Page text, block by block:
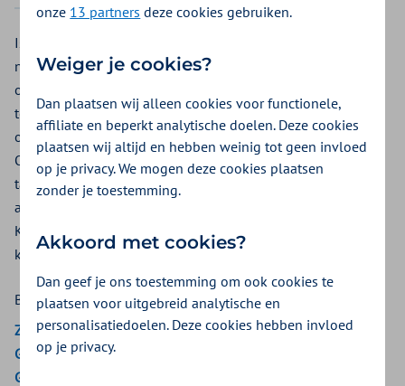
Is uw kind jonger dan 18 jaar? En heeft uw kind een beugel
nodig? De orthodontist behandelt het gebit met een beugel
om tanden recht te zetten. Een behandeling duurt meestal 2
tot 3 jaar. Zilveren Kruis heeft een vergoeding voor
orthodontie tot 18 jaar vanuit de aanvullende verzekering.
Orthodontie tot 18 jaar krijgt u niet vergoed uit een
tandartsverzekering. Zorg dat u als ouder het juiste pakket
afsluit. Zo voorkomt u onnodig hoge kosten. Bij Zilveren
Kruis kunt u een vergoeding voor orthodontie tot 18 jaar
krijgen vanuit de aanvullende verzekering.
Bekijk de vergoedingen van:
ZieZo
Gemeenten Optimaal
Gemeente Amsterdam
onze 13 partners deze cookies gebruiken.
Weiger je cookies?
Dan plaatsen wij alleen cookies voor functionele,
affiliate en beperkt analytische doelen. Deze cookies
plaatsen wij altijd en hebben weinig tot geen invloed
op je privacy. We mogen deze cookies plaatsen
zonder je toestemming.
Akkoord met cookies?
Dan geef je ons toestemming om ook cookies te
plaatsen voor uitgebreid analytische en
personalisatiedoelen. Deze cookies hebben invloed
op je privacy.